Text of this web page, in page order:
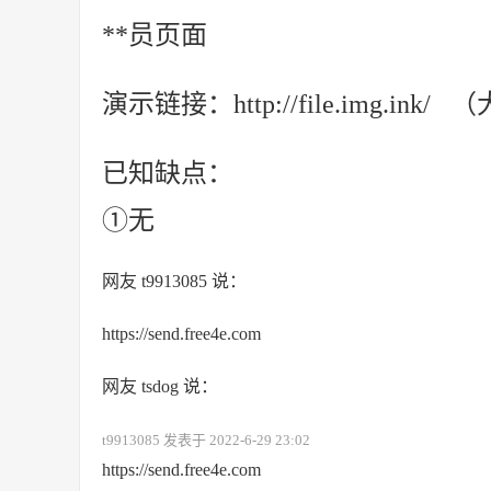
**员页面
演示链接：http://file.img.ink/ （
已知缺点：
①无
网友 t9913085 说：
https://send.free4e.com
网友 tsdog 说：
t9913085 发表于 2022-6-29 23:02
https://send.free4e.com